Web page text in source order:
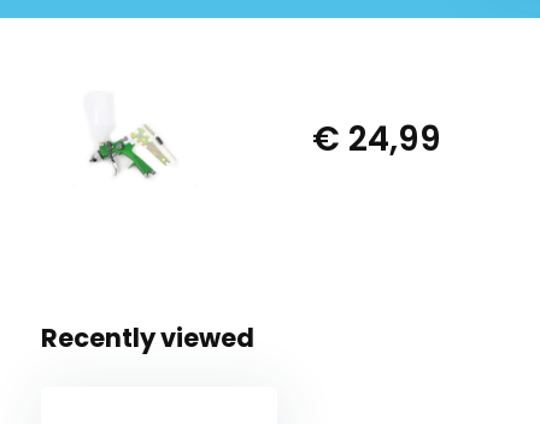
€ 24,99
Recently viewed